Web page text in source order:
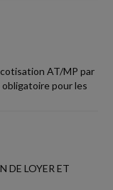
AT/MP par
obligatoire pour les
DE LOYER ET